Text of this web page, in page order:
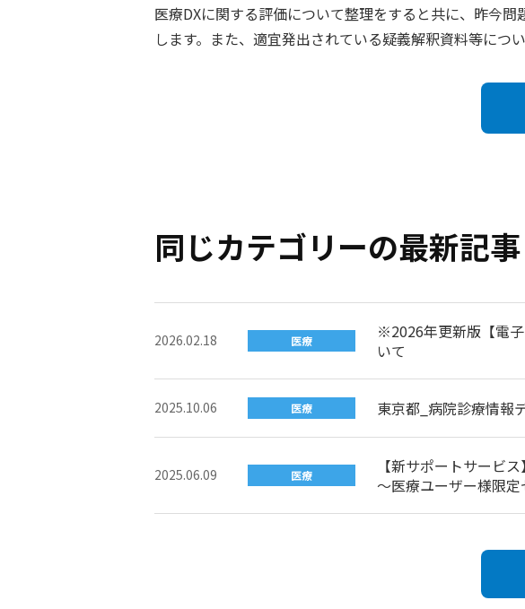
医療DXに関する評価について整理をすると共に、昨今
します。また、適宜発出されている疑義解釈資料等につ
同じカテゴリーの最新記事
2026.02.18 医療
※2026年更新版【電
いて
2025.10.06 医療 東京都_病院診療情報
2025.06.09 医療
【新サポートサービ
～医療ユーザー様限